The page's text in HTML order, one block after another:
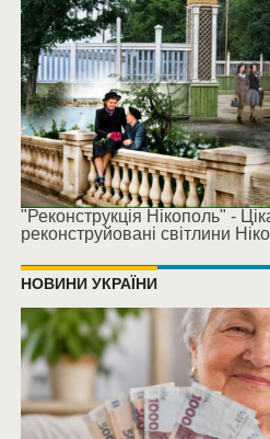
"Реконструкція Нікополь" -
реконструйовані світлини
НОВИНИ УКРАЇНИ